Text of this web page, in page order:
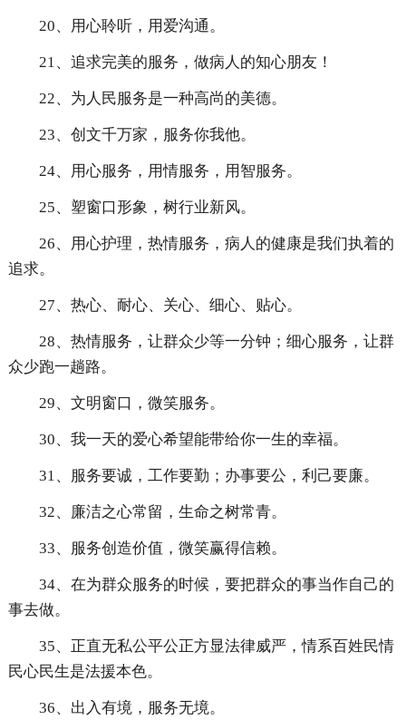
20、用心聆听，用爱沟通。
21、追求完美的服务，做病人的知心朋友！
22、为人民服务是一种高尚的美德。
23、创文千万家，服务你我他。
24、用心服务，用情服务，用智服务。
25、塑窗口形象，树行业新风。
26、用心护理，热情服务，病人的健康是我们执着的
追求。
27、热心、耐心、关心、细心、贴心。
28、热情服务，让群众少等一分钟；细心服务，让群
众少跑一趟路。
29、文明窗口，微笑服务。
30、我一天的爱心希望能带给你一生的幸福。
31、服务要诚，工作要勤；办事要公，利己要廉。
32、廉洁之心常留，生命之树常青。
33、服务创造价值，微笑赢得信赖。
34、在为群众服务的时候，要把群众的事当作自己的
事去做。
35、正直无私公平公正方显法律威严，情系百姓民情
民心民生是法援本色。
36、出入有境，服务无境。